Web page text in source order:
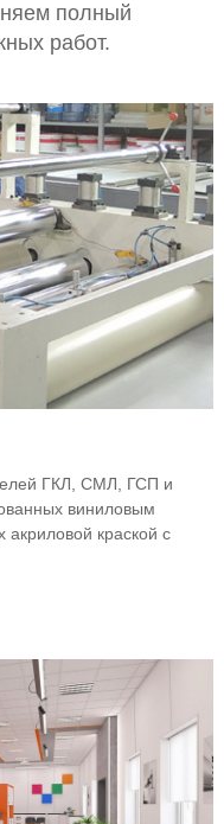
полный
работ.
ГКЛ, СМЛ, ГСП и
виниловым
краской с